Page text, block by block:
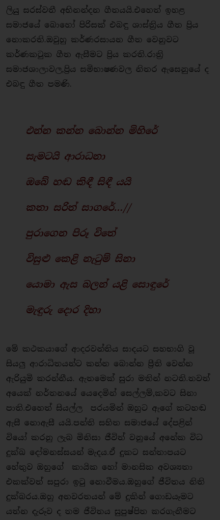
ලියු සරස්වතී අභිනන්දන ගීතයයි.එහෙත් ඉහළ
සමාජයේ බොහෝ පිරිසක් එබඳු ශාස්ත්‍රිය ගීත ප්‍රිය
නොකරති.ඔවුහු කර්ණරසායන ගීත වෙනුවට
කර්ණකටුක ගීත ඇසීමට ප්‍රිය කරති.රාත්‍රි
සමාජශාලාවල,ප්‍රිය සමිභාෂණවල නිතර ඇසෙනුයේ ද
එබඳු ගීත පමණි.
එන්න කන්න බොන්න මිහිරේ
සැමටයි ආරාධනා
ඔබේ හඬ කිඳී සිඳී යයි
කතා සරිත් සාගරේ...//
පුරාගෙන පිරූ විතේ
විසුළු කෙළි නැටුම් සිනා
යොමා ඇස බලන් යළි සොඳුරේ
මැඳුරු දොර දිහා
මේ කථකයාගේ ආදරවන්තිය සාදයට සහභාගි වූ
සියලු ආරාධිතයන්ට කන්න බොන්න ප්‍රීති වෙන්න
ඇරියුමි කරන්නීය. ඇතමෙක් සුරා මතින් නටති.තවත්
අයෙක් නර්තනයේ යෙදෙමින් සෙල්ලම්,කවට සිනා
පාති.එහෙත් සියල්ල පරයමින් ඔහුට ඇගේ කටහඬ
ඇසී නොඇසී යයි.පන්ති සහිත සමාජයේ දේපළින්
වියෝ කරනු ලැබ මිනිසා ජීවිත් වනුයේ අනේක විධ
දුක්ඛ දෝමනස්සයන් මැදය.ඒ දුකට සන්තාපයට
හේතුව ඔහුගේ කායික හෝ මානසික අවශ්‍යතා
එකක්වත් සපුරා ඉටු නොවීමය.ඔහුගේ ජීවිතය නිති
දුක්බරය.ඔහු අනවරතයන් මේ දුකින් ගොඩයෑමට
යත්න දැරූව ද තම ජීවිතය සුපුෂ්පිත කරගැනීමට